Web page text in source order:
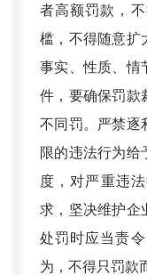
者高额罚款，
槛，不得随意扩
事实、性质、情
件，要确保罚款
不同罚。严禁逐
限的违法行为给
度，对严重违
求，坚决维护企
处罚时应当责
为，不得只罚款